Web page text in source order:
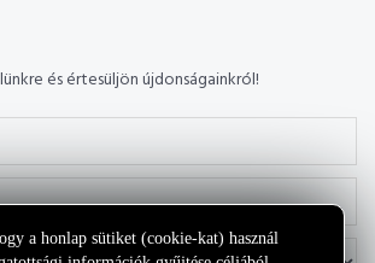
és értesüljön újdonságainkról!
a honlap sütiket (cookie-kat) használ